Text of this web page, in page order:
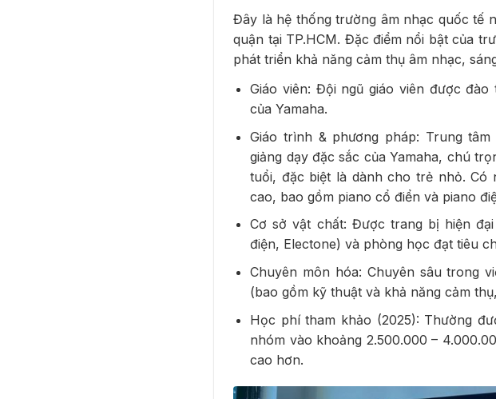
Đây là hệ thống trường âm nhạc quốc tế
quận tại TP.HCM. Đặc điểm nổi bật của
phát triển khả năng cảm thụ âm nhạc,
Giáo viên: Đội ngũ giáo viên được
của Yamaha.
Giáo trình & phương pháp: Trung
giảng dạy đặc sắc của Yamaha, chú
tuổi, đặc biệt là dành cho trẻ nhỏ.
cao, bao gồm piano cổ điển và piano
Cơ sở vật chất: Được trang bị hiện
điện, Electone) và phòng học đạt tiêu
Chuyên môn hóa: Chuyên sâu trong
(bao gồm kỹ thuật và khả năng cảm
Học phí tham khảo (2025): Thường
nhóm vào khoảng 2.500.000 –
cao hơn.